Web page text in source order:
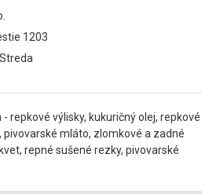
1203
repkové výlisky, kukuričný olej, repkové
pivovarské mláto, zlomkové a zadné
repné sušené rezky, pivovarské